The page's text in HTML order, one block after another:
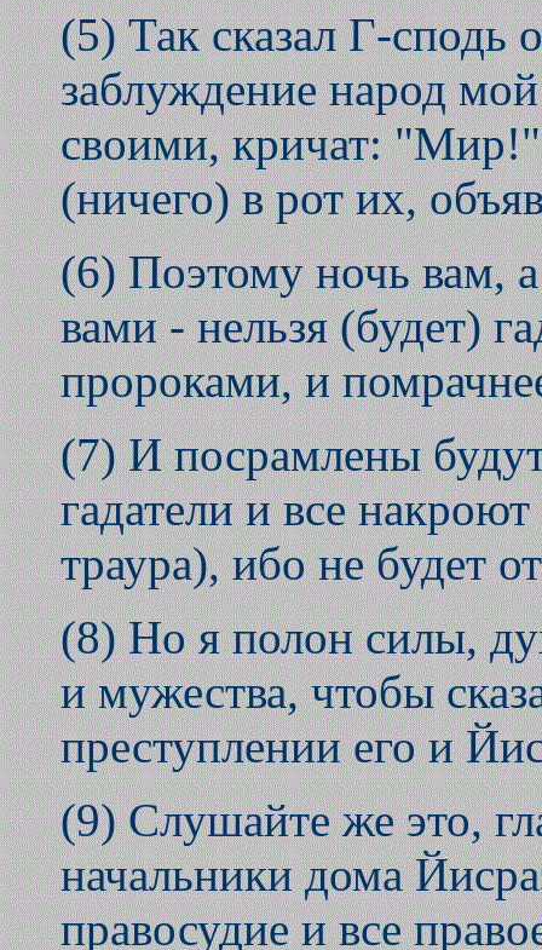
(5) Так сказал Г-сподь
заблуждение народ
своими, кричат:
(ничего) в рот их,
(6) Поэтому ночь вам,
вами - нельзя (будет)
пророками, и
(7) И посрамлены
гадатели и все
траура), ибо не будет
(8) Но я полон силы,
и мужества, чтобы
преступлении его и
(9) Слушайте же это,
начальники дома
правосудие и все